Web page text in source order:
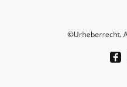
©Urheberrecht.